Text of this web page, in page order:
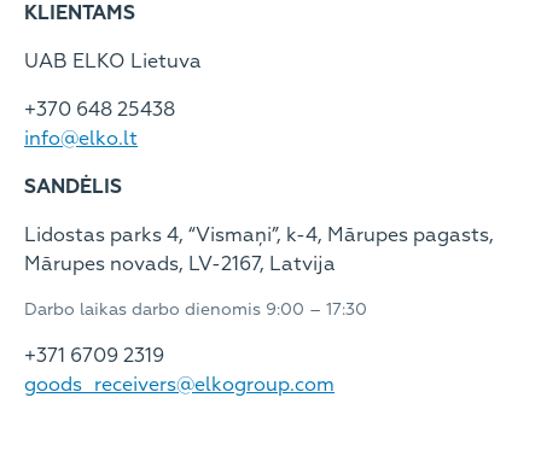
KLIENTAMS
UAB ELKO Lietuva
+370 648 25438
info@elko.lt
SANDĖLIS
Lidostas parks 4, “Vismaņi”, k-4, Mārupes pagasts,
Mārupes novads, LV-2167, Latvija
Darbo laikas darbo dienomis 9:00 – 17:30
+371 6709 2319
goods_receivers@elkogroup.com